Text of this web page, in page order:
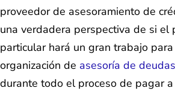
proveedor de asesoramiento de
una verdadera perspectiva de si el
particular hará un gran trabajo
organización de asesoría de deudas
durante todo el proceso de pagar